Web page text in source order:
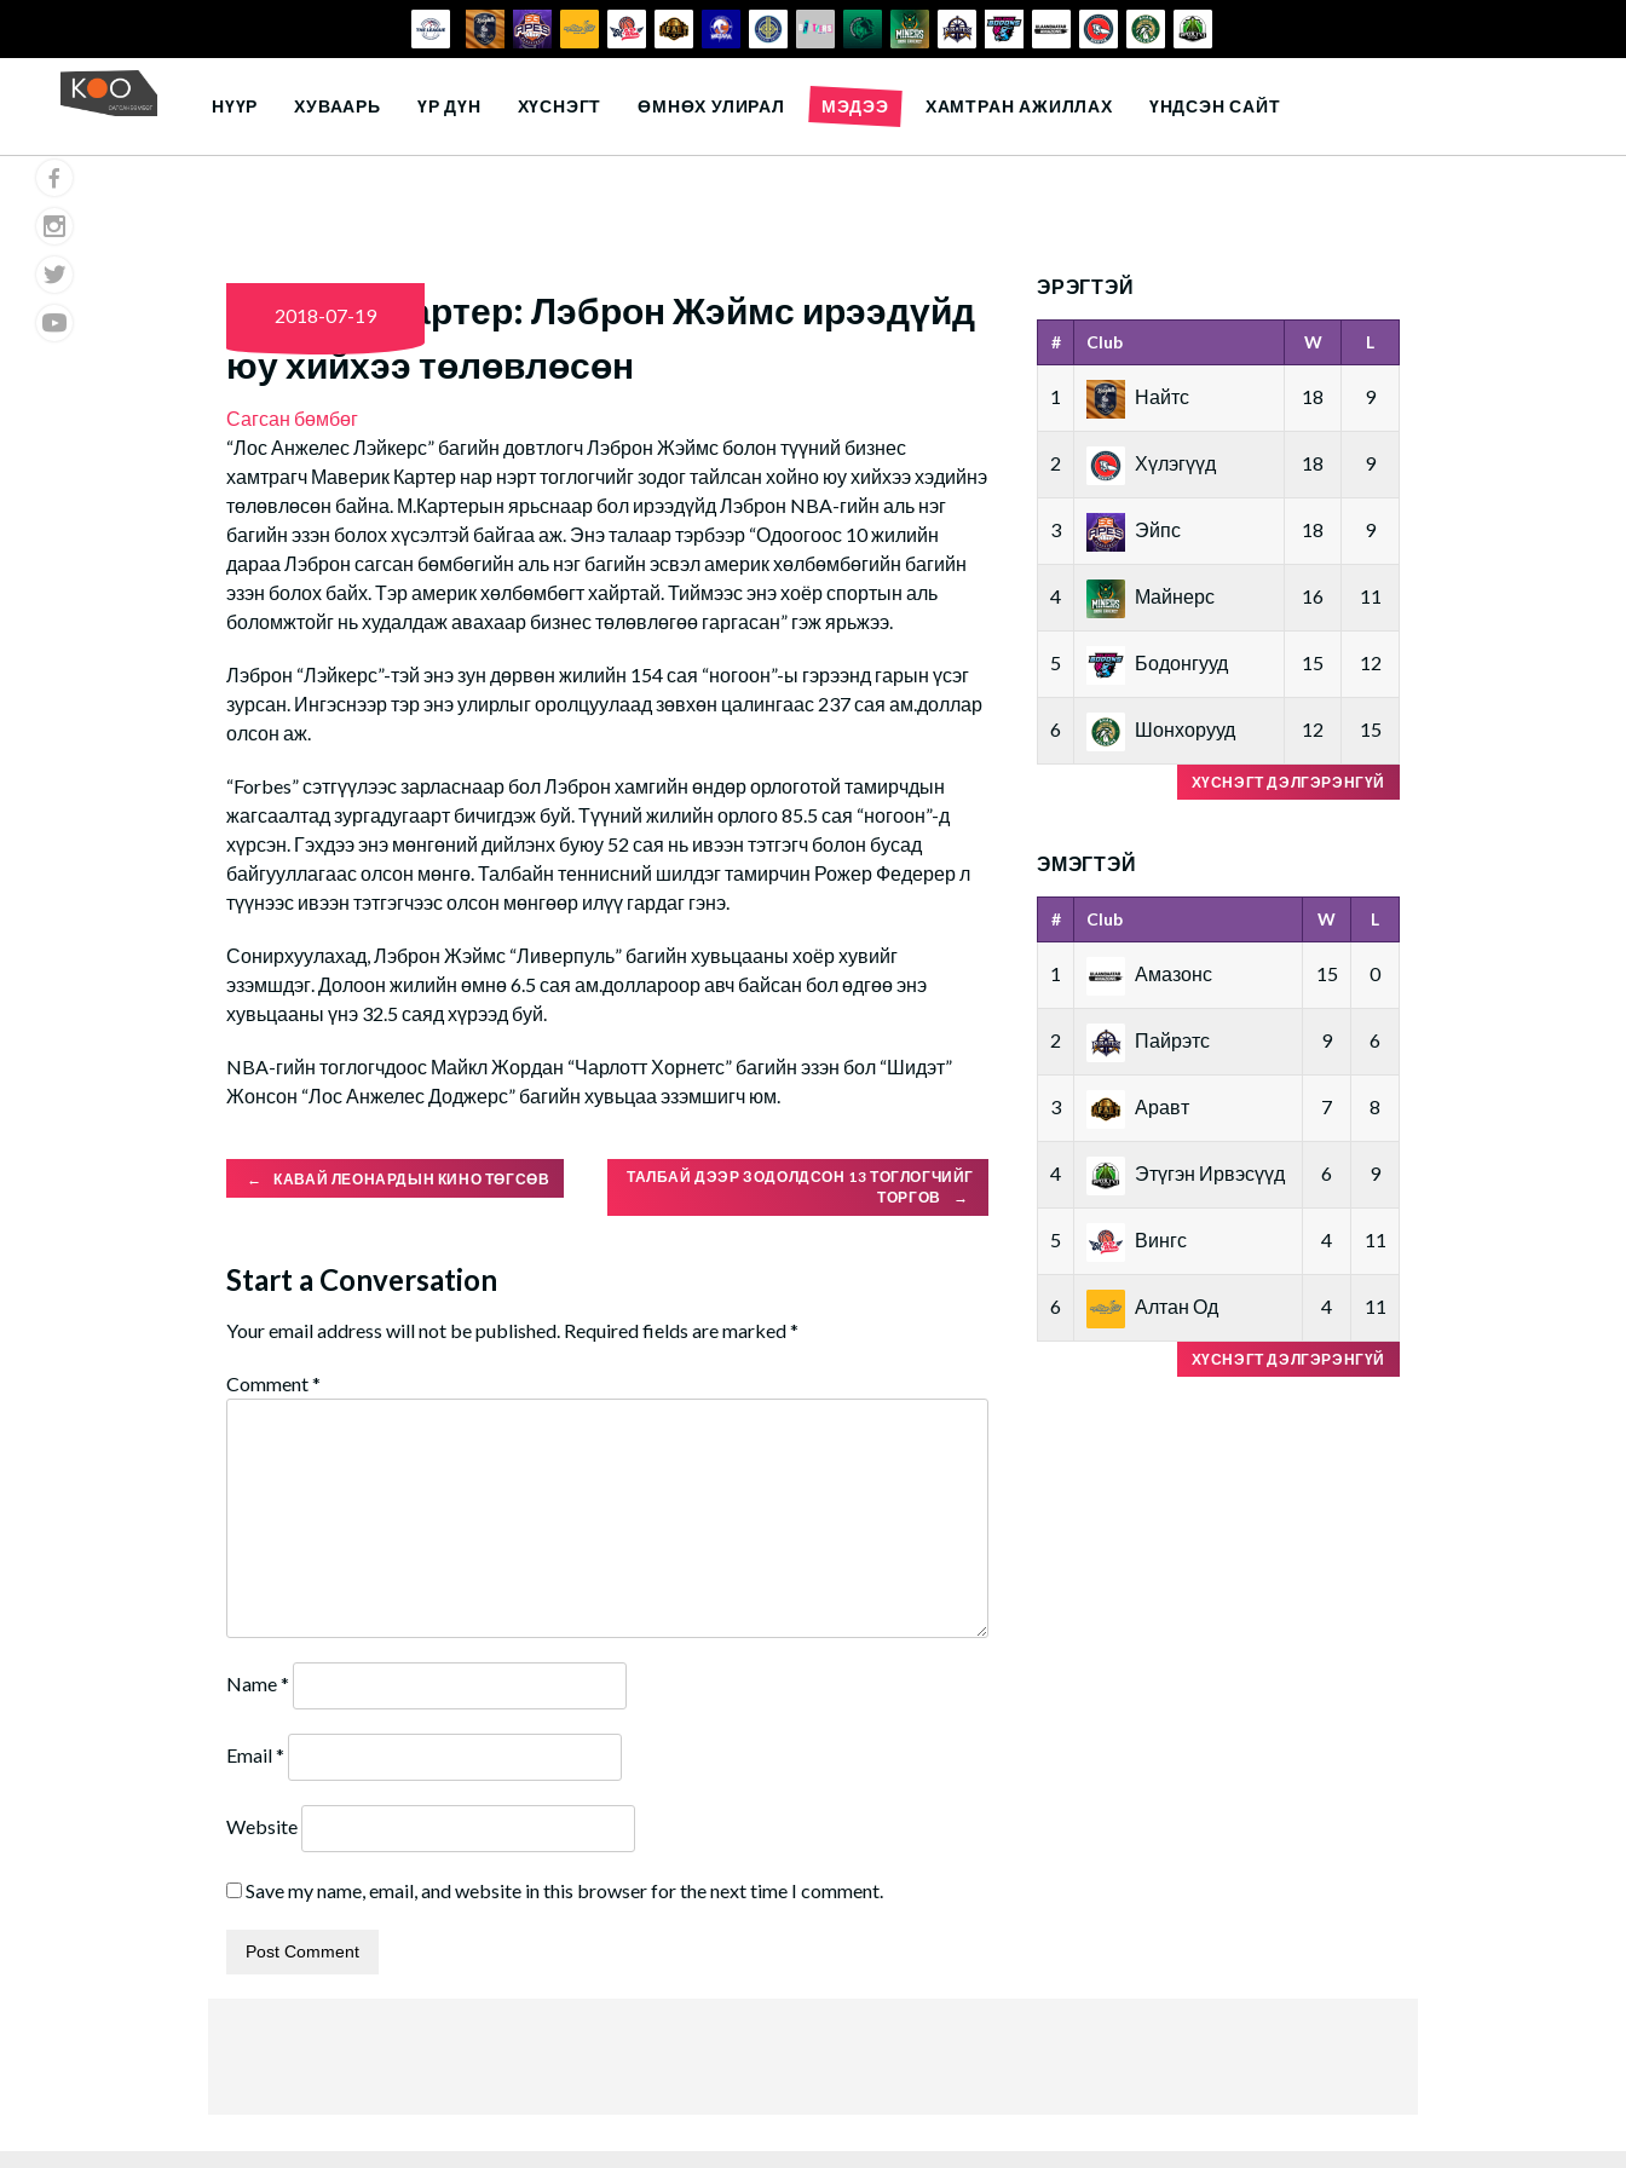
НҮҮР ХУВААРЬ ҮР ДҮН ХҮСНЭГТ ӨМНӨХ УЛИРАЛ МЭДЭЭ ХАМТРАН АЖИЛЛАХ ҮНДСЭН САЙТ
Маверик Картер: Лэброн Жэймс ирээдүйд
юу хийхээ төлөвлөсөн
Сагсан бөмбөг
2018-07-19
“Лос Анжелес Лэйкерс” багийн довтлогч Лэброн Жэймс болон түүний бизнес
хамтрагч Маверик Картер нар нэрт тоглогчийг зодог тайлсан хойно юу хийхээ хэдийнэ
төлөвлөсөн байна. М.Картерын ярьснаар бол ирээдүйд Лэброн NBA-гийн аль нэг
багийн эзэн болох хүсэлтэй байгаа аж. Энэ талаар тэрбээр “Одоогоос 10 жилийн
дараа Лэброн сагсан бөмбөгийн аль нэг багийн эсвэл америк хөлбөмбөгийн багийн
эзэн болох байх. Тэр америк хөлбөмбөгт хайртай. Тиймээс энэ хоёр спортын аль
боломжтойг нь худалдаж авахаар бизнес төлөвлөгөө гаргасан” гэж ярьжээ.
Лэброн “Лэйкерс”-тэй энэ зун дөрвөн жилийн 154 сая “ногоон”-ы гэрээнд гарын үсэг
зурсан. Ингэснээр тэр энэ улирлыг оролцуулаад зөвхөн цалингаас 237 сая ам.доллар
олсон аж.
“Forbes” сэтгүүлээс зарласнаар бол Лэброн хамгийн өндөр орлоготой тамирчдын
жагсаалтад зургадугаарт бичигдэж буй. Түүний жилийн орлого 85.5 сая “ногоон”-д
хүрсэн. Гэхдээ энэ мөнгөний дийлэнх буюу 52 сая нь ивээн тэтгэгч болон бусад
байгууллагаас олсон мөнгө. Талбайн теннисний шилдэг тамирчин Рожер Федерер л
түүнээс ивээн тэтгэгчээс олсон мөнгөөр илүү гардаг гэнэ.
Сонирхуулахад, Лэброн Жэймс “Ливерпуль” багийн хувьцааны хоёр хувийг
эзэмшдэг. Долоон жилийн өмнө 6.5 сая ам.доллароор авч байсан бол өдгөө энэ
хувьцааны үнэ 32.5 саяд хүрээд буй.
NBA-гийн тоглогчдоос Майкл Жордан “Чарлотт Хорнетс” багийн эзэн бол “Шидэт”
Жонсон “Лос Анжелес Доджерс” багийн хувьцаа эзэмшигч юм.
Post
navigation
← КАВАЙ ЛЕОНАРДЫН КИНО ТӨГСӨВ
ТАЛБАЙ ДЭЭР ЗОДОЛДСОН 13 ТОГЛОГЧИЙГ
ТОРГОВ
→
Start a Conversation
Your email address will not be published. Required fields are marked*
Comment*
Name*
Email*
Website
Save my name, email, and website in this browser for the next time I comment.
ЭРЭГТЭЙ
# Club W L
1 Найтс 18 9
2 Хүлэгүүд 18 9
3 Эйпс 18 9
4 Майнерс 16 11
5 Бодонгууд 15 12
6 Шонхорууд 12 15
ХҮСНЭГТ ДЭЛГЭРЭНГҮЙ
ЭМЭГТЭЙ
# Club W L
1 Амазонс 15 0
2 Пайрэтс 9 6
3 Аравт 7 8
4 Этүгэн Ирвэсүүд 6 9
5 Вингс 4 11
6 Алтан Од 4 11
ХҮСНЭГТ ДЭЛГЭРЭНГҮЙ